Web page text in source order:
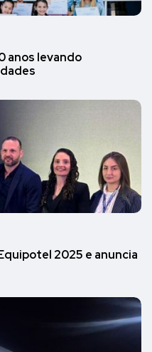
anos levando
2025 e anuncia